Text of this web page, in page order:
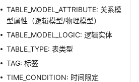
TABLE_MODEL_ATTRIBUTE: 关系模
型属性（逻辑模型/物理模型）
TABLE_MODEL_LOGIC: 逻辑实体
TABLE_TYPE: 表类型
TAG: 标签
TIME_CONDITION: 时间限定